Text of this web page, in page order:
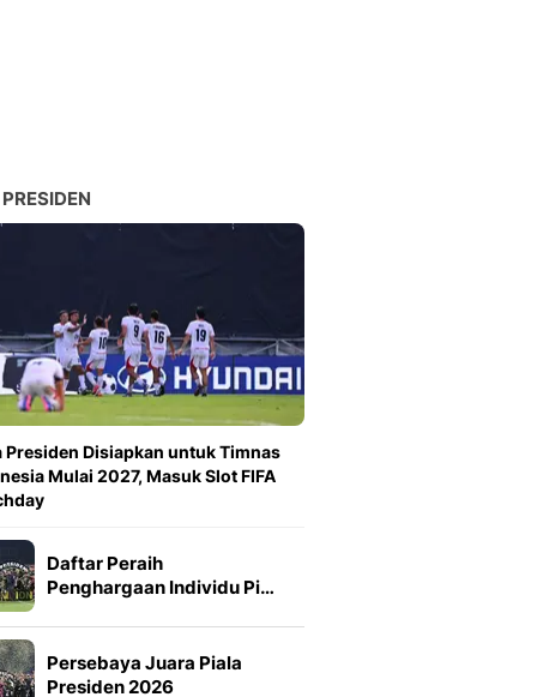
Presiden Disiapkan untuk Timnas
Mulai 2027, Masuk Slot FIFA
Daftar Peraih
Penghargaan Individu Pi…
Persebaya Juara Piala
Presiden 2026